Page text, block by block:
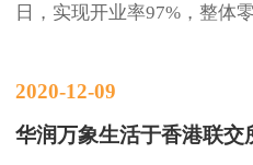
日，实现开业率97%，整体
2020-12-09
华润万象生活于香港联交